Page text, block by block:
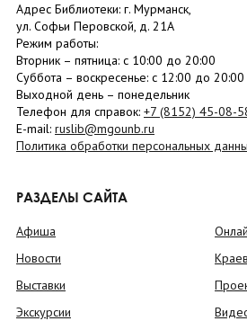
Адрес Библиотеки: г. Мурманск,
ул. Софьи Перовской, д. 21А
Режим работы:
Вторник – пятница: с 10:00 до 20:00
Суббота – воскресенье: c 12:00 до 20:00
Выходной день – понедельник
Телефон для справок: +7 (8152) 45-08-
E-mail: ruslib@mgounb.ru
Политика обработки персональных
РАЗДЕЛЫ САЙТА
Афиша
Новости
Выставки
Экскурсии